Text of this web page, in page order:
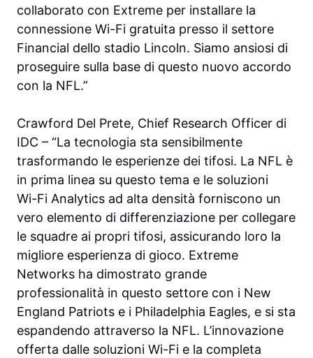
collaborato con Extreme per installare la
connessione Wi-Fi gratuita presso il settore
Financial dello stadio Lincoln. Siamo ansiosi di
proseguire sulla base di questo nuovo accordo
con la NFL.”
Crawford Del Prete, Chief Research Officer di
IDC – “La tecnologia sta sensibilmente
trasformando le esperienze dei tifosi. La NFL è
in prima linea su questo tema e le soluzioni
Wi-Fi Analytics ad alta densità forniscono un
vero elemento di differenziazione per collegare
le squadre ai propri tifosi, assicurando loro la
migliore esperienza di gioco. Extreme
Networks ha dimostrato grande
professionalità in questo settore con i New
England Patriots e i Philadelphia Eagles, e si sta
espandendo attraverso la NFL. L’innovazione
offerta dalle soluzioni Wi-Fi e la completa